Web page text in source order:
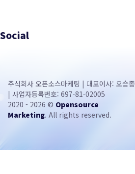
Social
주식회사 오픈소스마케팅 | 대표이사: 오승종
| 사업자등록번호: 697-81-02005
2020 - 2026 © Opensource
Marketing. All rights reserved.